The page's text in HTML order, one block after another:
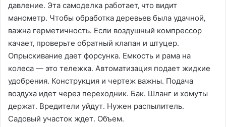
давление․ Эта самоделка работает‚ что видит
манометр․ Чтобы обработка деревьев была удачной‚
важна герметичность․ Если воздушный компрессор
качает‚ проверьте обратный клапан и штуцер․
Опрыскивание дает форсунка․ Емкость и рама на
колеса — это тележка․ Автоматизация подает жидкие
удобрения․ Конструкция и чертеж важны․ Подача
воздуха идет через переходник․ Бак․ Шланг и хомуты
держат․ Вредители уйдут․ Нужен распылитель․
Садовый участок ждет․ Объем․